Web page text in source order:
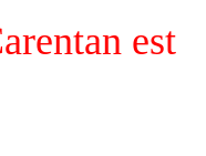
est